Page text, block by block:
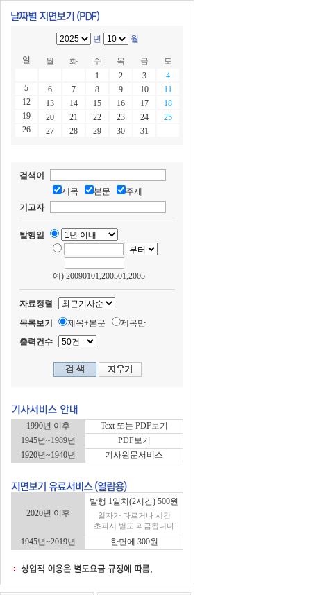
년 월
일 월 화 수 목 금
토
1
2 3
4
5
6 7 8 9 10
11
12
13 14 15 16 17
18
19
20 21 22 23 24
25
26
27 28 29 30 31
검색어
제목
본문
주제
기고자
발행일
예) 20090101,200501,2005
자료정렬
목록보기
제목+본문
제목만
출력건수
1990년 이후
Text 또는 PDF보기
1945년~1989년
PDF보기
1920년~1940년
기사원문서비스
2020년 이후
발행 1일치(2시간) 500원
일자가 다르거나 시간
초과시 별도 과금됩니다
1945년~2019년 한면에 300원